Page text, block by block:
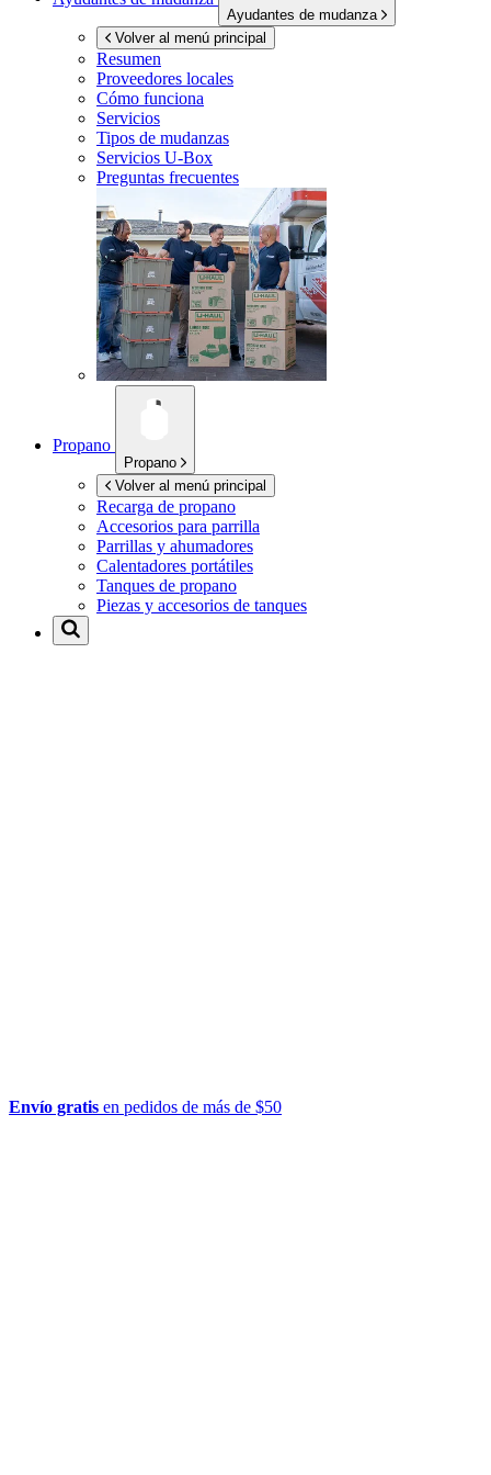
Ayudantes de mudanza
Volver al menú principal
Resumen
Proveedores locales
Cómo funciona
Servicios
Tipos de mudanzas
Servicios U-Box
Preguntas frecuentes
Propano
Propano
Volver al menú principal
Recarga de propano
Accesorios para parrilla
Parrillas y ahumadores
Calentadores portátiles
Tanques de propano
Piezas y accesorios de tanques
Envío gratis en pedidos de más de $50